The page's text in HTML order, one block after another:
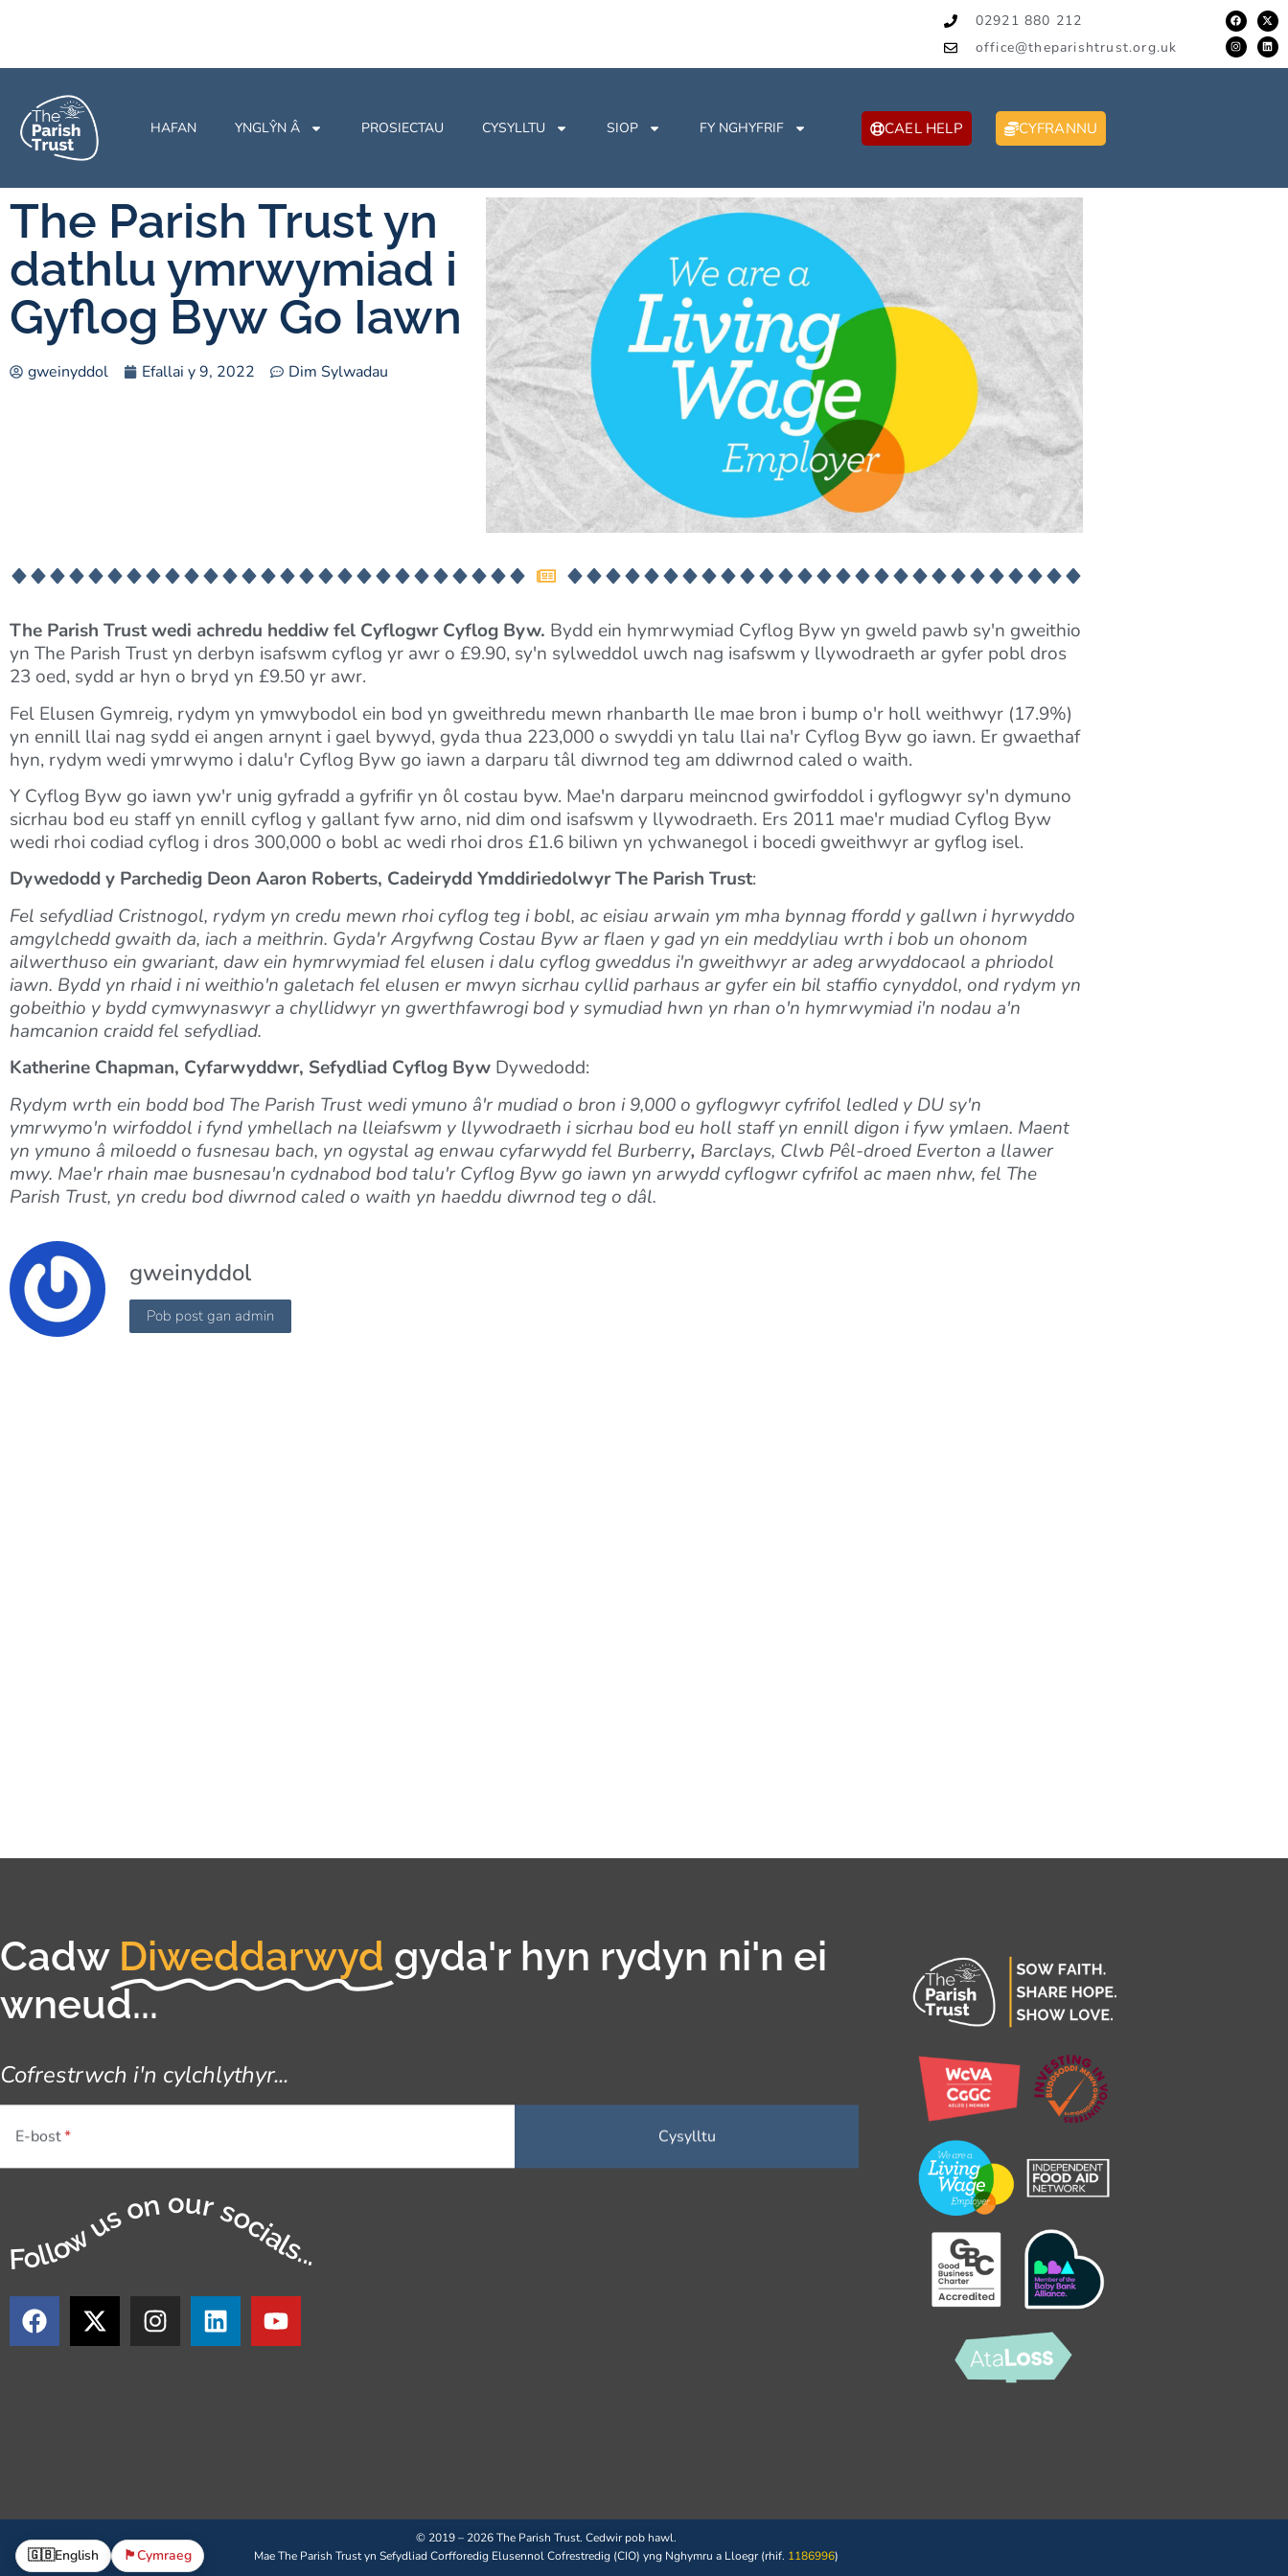
02921 880 212
office@theparishtrust.org.uk
HAFAN YNGLŶN Â PROSIECTAU CYSYLLTU SIOP FY NGHYFRIF CAEL HELP CYFRANNU
The Parish Trust yn
dathlu ymrwymiad i
Gyflog Byw Go Iawn
gweinyddol Efallai y 9, 2022 Dim Sylwadau
The Parish Trust wedi achredu heddiw fel Cyflogwr Cyflog Byw. Bydd ein hymrwymiad Cyflog Byw yn gweld pawb sy'n gweithio
yn The Parish Trust yn derbyn isafswm cyflog yr awr o £9.90, sy'n sylweddol uwch nag isafswm y llywodraeth ar gyfer pobl dros
23 oed, sydd ar hyn o bryd yn £9.50 yr awr.
Fel Elusen Gymreig, rydym yn ymwybodol ein bod yn gweithredu mewn rhanbarth lle mae bron i bump o'r holl weithwyr (17.9%)
yn ennill llai nag sydd ei angen arnynt i gael bywyd, gyda thua 223,000 o swyddi yn talu llai na'r Cyflog Byw go iawn. Er gwaethaf
hyn, rydym wedi ymrwymo i dalu'r Cyflog Byw go iawn a darparu tâl diwrnod teg am ddiwrnod caled o waith.
Y Cyflog Byw go iawn yw'r unig gyfradd a gyfrifir yn ôl costau byw. Mae'n darparu meincnod gwirfoddol i gyflogwyr sy'n dymuno
sicrhau bod eu staff yn ennill cyflog y gallant fyw arno, nid dim ond isafswm y llywodraeth. Ers 2011 mae'r mudiad Cyflog Byw
wedi rhoi codiad cyflog i dros 300,000 o bobl ac wedi rhoi dros £1.6 biliwn yn ychwanegol i bocedi gweithwyr ar gyflog isel.
Dywedodd y Parchedig Deon Aaron Roberts, Cadeirydd Ymddiriedolwyr The Parish Trust:
Fel sefydliad Cristnogol, rydym yn credu mewn rhoi cyflog teg i bobl, ac eisiau arwain ym mha bynnag ffordd y gallwn i hyrwyddo
amgylchedd gwaith da, iach a meithrin. Gyda'r Argyfwng Costau Byw ar flaen y gad yn ein meddyliau wrth i bob un ohonom
ailwerthuso ein gwariant, daw ein hymrwymiad fel elusen i dalu cyflog gweddus i'n gweithwyr ar adeg arwyddocaol a phriodol
iawn. Bydd yn rhaid i ni weithio'n galetach fel elusen er mwyn sicrhau cyllid parhaus ar gyfer ein bil staffio cynyddol, ond rydym yn
gobeithio y bydd cymwynaswyr a chyllidwyr yn gwerthfawrogi bod y symudiad hwn yn rhan o'n hymrwymiad i'n nodau a'n
hamcanion craidd fel sefydliad.
Katherine Chapman, Cyfarwyddwr, Sefydliad Cyflog Byw Dywedodd:
Rydym wrth ein bodd bod The Parish Trust wedi ymuno â'r mudiad o bron i 9,000 o gyflogwyr cyfrifol ledled y DU sy'n
ymrwymo'n wirfoddol i fynd ymhellach na lleiafswm y llywodraeth i sicrhau bod eu holl staff yn ennill digon i fyw ymlaen. Maent
yn ymuno â miloedd o fusnesau bach, yn ogystal ag enwau cyfarwydd fel Burberry, Barclays, Clwb Pêl-droed Everton a llawer
mwy. Mae'r rhain mae busnesau'n cydnabod bod talu'r Cyflog Byw go iawn yn arwydd cyflogwr cyfrifol ac maen nhw, fel The
Parish Trust, yn credu bod diwrnod caled o waith yn haeddu diwrnod teg o dâl.
gweinyddol
Pob post gan admin
Cadw Diweddarwyd gyda'r hyn rydyn ni'n ei
wneud...
Cofrestrwch i'n cylchlythyr...
E-bost
Follow us on our socials...
© 2019 – 2026 The Parish Trust. Cedwir pob hawl.
Mae The Parish Trust yn Sefydliad Corfforedig Elusennol Cofrestredig (CIO) yng Nghymru a Lloegr (rhif. 1186996)
🇬🇧English 🏴󠁧󠁢󠁷󠁬󠁳󠁿Cymraeg